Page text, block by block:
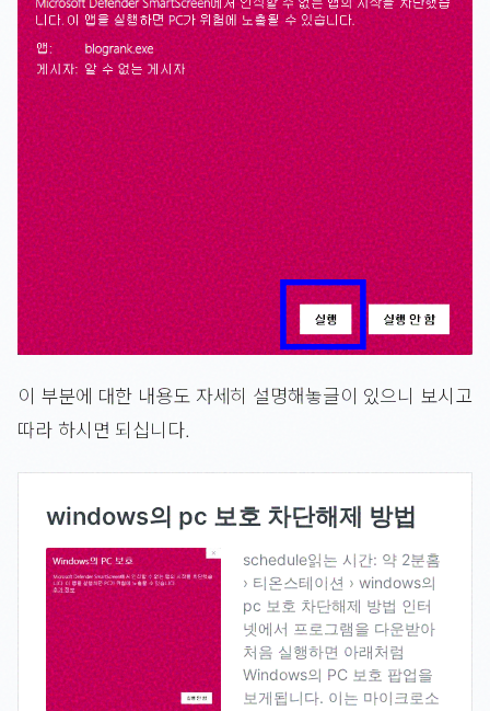
이 부분에 대한 내용도 자세히 설명해놓글이 있으니 보시고
따라 하시면 되십니다.